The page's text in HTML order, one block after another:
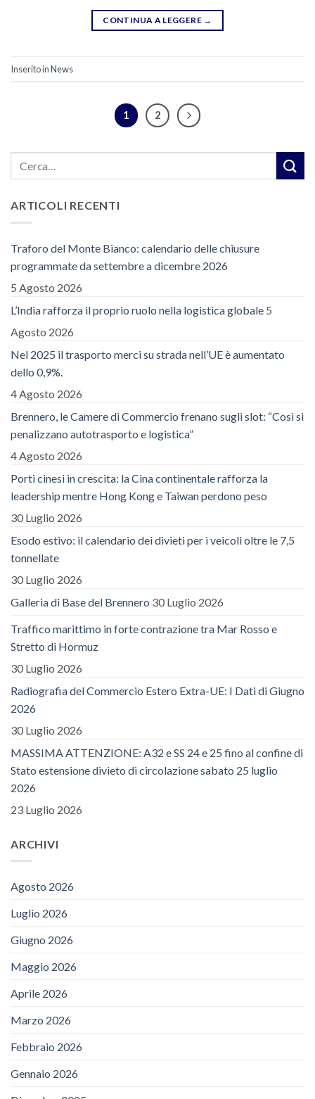
CONTINUA A LEGGERE →
Inserito inNews
1 2
ARTICOLI RECENTI
Traforo del Monte Bianco: calendario delle chiusure
programmate da settembre a dicembre 2026
5 Agosto 2026
L’India rafforza il proprio ruolo nella logistica globale 5
Agosto 2026
Nel 2025 il trasporto merci su strada nell’UE è aumentato
dello 0,9%.
4 Agosto 2026
Brennero, le Camere di Commercio frenano sugli slot: “Così si
penalizzano autotrasporto e logistica”
4 Agosto 2026
Porti cinesi in crescita: la Cina continentale rafforza la
leadership mentre Hong Kong e Taiwan perdono peso
30 Luglio 2026
Esodo estivo: il calendario dei divieti per i veicoli oltre le 7,5
tonnellate
30 Luglio 2026
Galleria di Base del Brennero 30 Luglio 2026
Traffico marittimo in forte contrazione tra Mar Rosso e
Stretto di Hormuz
30 Luglio 2026
Radiografia del Commercio Estero Extra-UE: I Dati di Giugno
2026
30 Luglio 2026
MASSIMA ATTENZIONE: A32 e SS 24 e 25 fino al confine di
Stato estensione divieto di circolazione sabato 25 luglio
2026
23 Luglio 2026
ARCHIVI
Agosto 2026
Luglio 2026
Giugno 2026
Maggio 2026
Aprile 2026
Marzo 2026
Febbraio 2026
Gennaio 2026